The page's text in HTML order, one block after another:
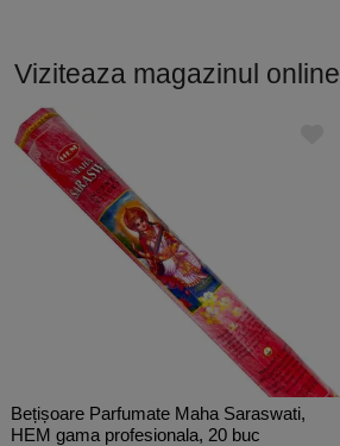
Viziteaza magazinul online
Bețișoare Parfumate Maha Saraswati,
HEM gama profesionala, 20 buc